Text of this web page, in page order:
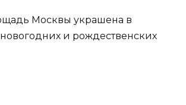
Москвы украшена в
и рождественских